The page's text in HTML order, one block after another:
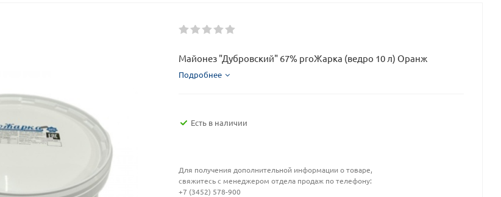
Майонез "Дубровский" 67% proЖарка (ведро 10 л) Оранж
Подробнее
Есть в наличии
Для получения дополнительной информации о товаре,
свяжитесь с менеджером отдела продаж по телефону:
+7 (3452) 578-900